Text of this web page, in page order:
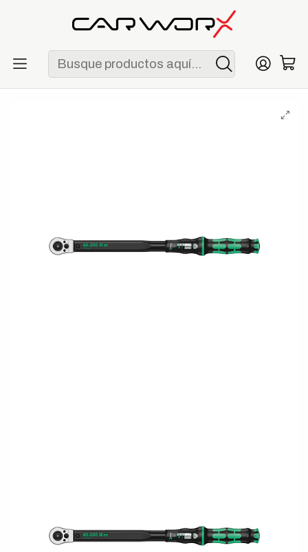
ENVÍO GRATIS POR COMPRAS MAYORES A S/ 250
Torquímetros
Wera Click-Torque C 3 Push R/L Llave Dinamométrica 1/2" 40-
200 Nm